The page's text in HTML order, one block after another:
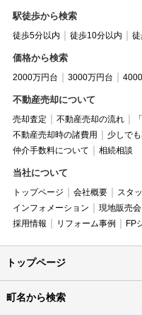
駅徒歩から検索
徒歩5分以内 徒歩10分以内
価格から検索
2000万円台 3000万円台
不動産売却について
売却査定 不動産売却の流れ
不動産売却時の諸費用
少しで
仲介手数料について
相続相談
当社について
トップページ 会社概要 スタ
インフォメーション
現地販売会
採用情報
リフォーム事例 FP
トップページ
町名から検索